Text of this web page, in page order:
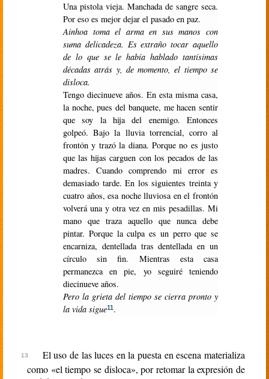
Una pistola vieja. Manchada de sangre seca.
Por eso es mejor dejar el pasado en paz.
Ainhoa toma el arma en sus manos con
suma delicadeza. Es extraño tocar aquello
de lo que se le había hablado tantísimas
décadas atrás y, de momento, el tiempo se
disloca.
Tengo diecinueve años. En esta misma casa,
la noche, pues del banquete, me hacen sentir
que soy la hija del enemigo. Entonces
golpeó. Bajo la lluvia torrencial, corro al
frontón y trazó la diana. Porque no es justo
que las hijas carguen con los pecados de las
madres. Cuando comprendo mi error es
demasiado tarde. En los siguientes treinta y
cuatro años, esa noche lluviosa en el frontón
volverá una y otra vez en mis pesadillas. Mi
mano que traza aquello que nunca debe
pintar. Porque la culpa es un perro que se
encarniza, dentellada tras dentellada en un
círculo sin fin. Mientras esta casa
permanezca en pie, yo seguiré teniendo
diecinueve años.
Pero la grieta del tiempo se cierra pronto y
la vida sigue11.
El uso de las luces en la puesta en escena materializa
como «el tiempo se disloca», por retomar la expresión de